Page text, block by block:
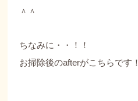
＾＾
ちなみに・・！！
お掃除後のafterがこちらです！